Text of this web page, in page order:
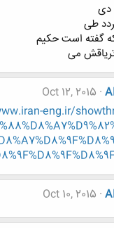
دی
طی
گفته است حکیم
می
Oct 12, 2015
eng.ir/
Oct 10, 2015